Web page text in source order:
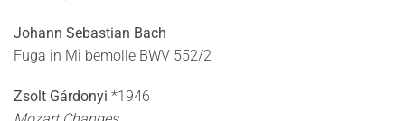
Johann Sebastian Bach
Fuga in Mi bemolle BWV 552/2
Zsolt Gárdonyi *1946